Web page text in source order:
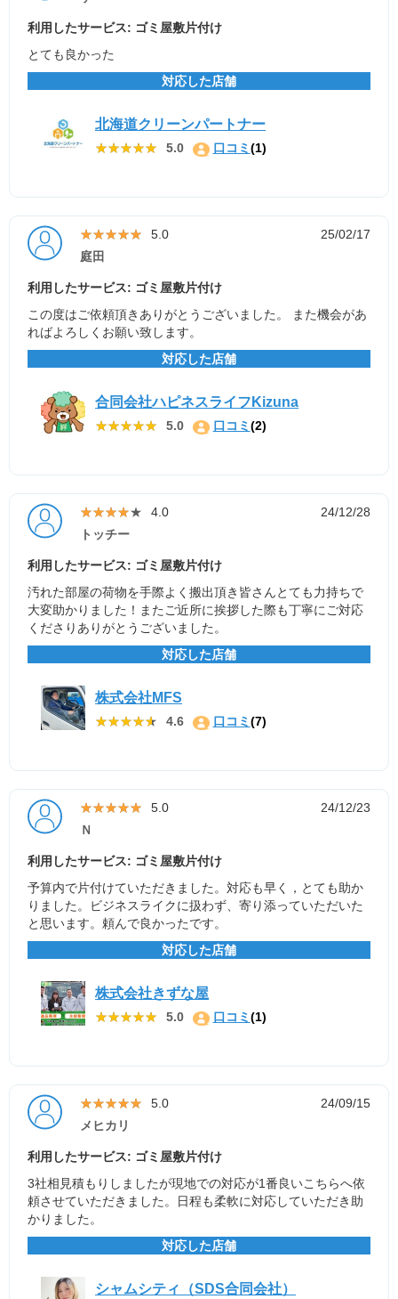
利用したサービス: ゴミ屋敷片付け
とても良かった
対応した店舗
北海道クリーンパートナー
★★★★★
★★★★★ 5.0 口コミ(1)
★★★★★
★★★★★ 5.0
25/02/17
庭田
利用したサービス: ゴミ屋敷片付け
この度はご依頼頂きありがとうございました。 また機会があ
ればよろしくお願い致します。
対応した店舗
合同会社ハピネスライフKizuna
★★★★★
★★★★★ 5.0 口コミ(2)
★★★★★
★★★★★ 4.0
24/12/28
トッチー
利用したサービス: ゴミ屋敷片付け
汚れた部屋の荷物を手際よく搬出頂き皆さんとても力持ちで
大変助かりました！またご近所に挨拶した際も丁寧にご対応
くださりありがとうございました。
対応した店舗
株式会社MFS
★★★★★
★★★★★ 4.6 口コミ(7)
★★★★★
★★★★★ 5.0
24/12/23
Ｎ
利用したサービス: ゴミ屋敷片付け
予算内で片付けていただきました。対応も早く，とても助か
りました。ビジネスライクに扱わず、寄り添っていただいた
と思います。頼んで良かったです。
対応した店舗
株式会社きずな屋
★★★★★
★★★★★ 5.0 口コミ(1)
★★★★★
★★★★★ 5.0
24/09/15
メヒカリ
利用したサービス: ゴミ屋敷片付け
3社相見積もりしましたが現地での対応が1番良いこちらへ依
頼させていただきました。日程も柔軟に対応していただき助
かりました。
対応した店舗
シャムシティ（SDS合同会社）